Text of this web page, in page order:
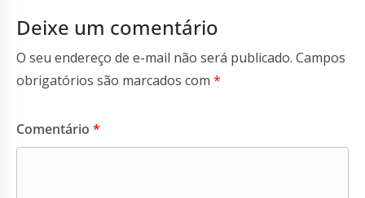
Deixe um comentário
O seu endereço de e-mail não será publicado. Campos
obrigatórios são marcados com *
Comentário *